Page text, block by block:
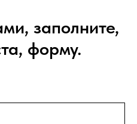
заполните,
форму.